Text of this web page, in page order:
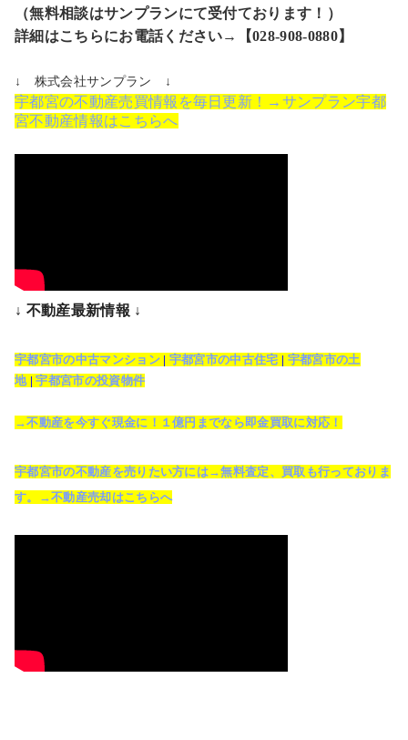
（無料相談はサンプランにて受付ております！）
詳細はこちらにお電話ください→【028-908-0880】
↓ 株式会社サンプラン ↓
宇都宮の不動産売買情報を毎日更新！→サンプラン宇都
宮不動産情報はこちらへ
↓ 不動産最新情報 ↓
宇都宮市の中古マンション| 宇都宮市の中古住宅 | 宇都宮市の土
地|宇都宮市の投資物件
→不動産を今すぐ現金に！１億円までなら即金買取に対応！
宇都宮市の不動産を売りたい方には→無料査定、買取も行っておりま
す。→不動産売却はこちらへ